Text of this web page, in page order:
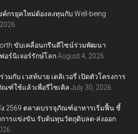
ค์กรยุคใหม่ต้องลงทุนกับ Well-being
ขับเคลื่อนกรีนดีไซน์ร่วมพัฒนา
ร์นิเจอร์รักษ์โลก August 4, 2026
มกับ เวสท์บาย เดลิเวอรี่ เปิดตัวโครงการ
ณฑ์ใช้แล้วเพื่อรีไซเคิล July 30, 2026
ง 2569 ตลาดบรรจุภัณฑ์อาหารเริ่มฟื้น ชี้
การแข่งขัน รับต้นทุนวัตถุดิบลด-ส่งออก